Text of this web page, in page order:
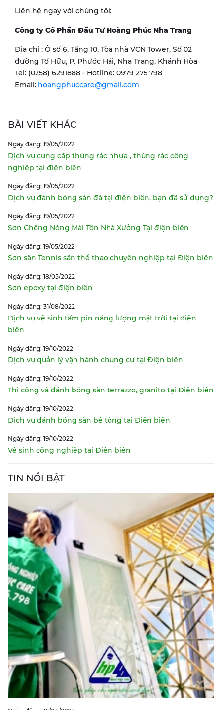
Liên hệ ngay với chúng tôi:
Công ty Cổ Phần Đầu Tư Hoàng Phúc Nha Trang
Địa chỉ : Ô số 6, Tầng 10, Tòa nhà VCN Tower, Số 02
đường Tố Hữu, P. Phước Hải, Nha Trang, Khánh Hòa
Tel: (0258) 6291888 - Hotline: 0979 275 798
Email: hoangphuccare@gmail.com
BÀI VIẾT KHÁC
Ngày đăng: 19/05/2022
Dịch vụ cung cấp thùng rác nhựa , thùng rác công
nghiệp tại điện biên
Ngày đăng: 19/05/2022
Dịch vụ đánh bóng sàn đá tại điện biên, bạn đã sử dụng?
Ngày đăng: 19/05/2022
Sơn Chống Nóng Mái Tôn Nhà Xưởng Tại điện biên
Ngày đăng: 19/05/2022
Sơn sân Tennis sân thể thao chuyên nghiệp tại Điện biên
Ngày đăng: 18/05/2022
Sơn epoxy tại điện biên
Ngày đăng: 31/08/2022
Dịch vụ vệ sinh tấm pin năng lượng mặt trời tại điện
biên
Ngày đăng: 19/10/2022
Dịch vụ quản lý vận hành chung cư tại Điện biên
Ngày đăng: 19/10/2022
Thi công và đánh bóng sàn terrazzo, granito tại Điện biên
Ngày đăng: 19/10/2022
Dịch vụ đánh bóng sàn bê tông tại Điện biên
Ngày đăng: 19/10/2022
Vệ sinh công nghiệp tại Điện biên
TIN NỔI BẬT